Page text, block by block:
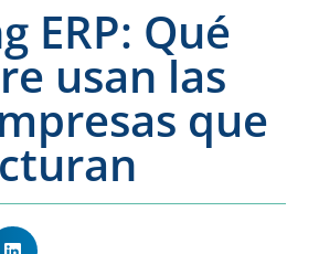
ERP: Qué
usan las
que